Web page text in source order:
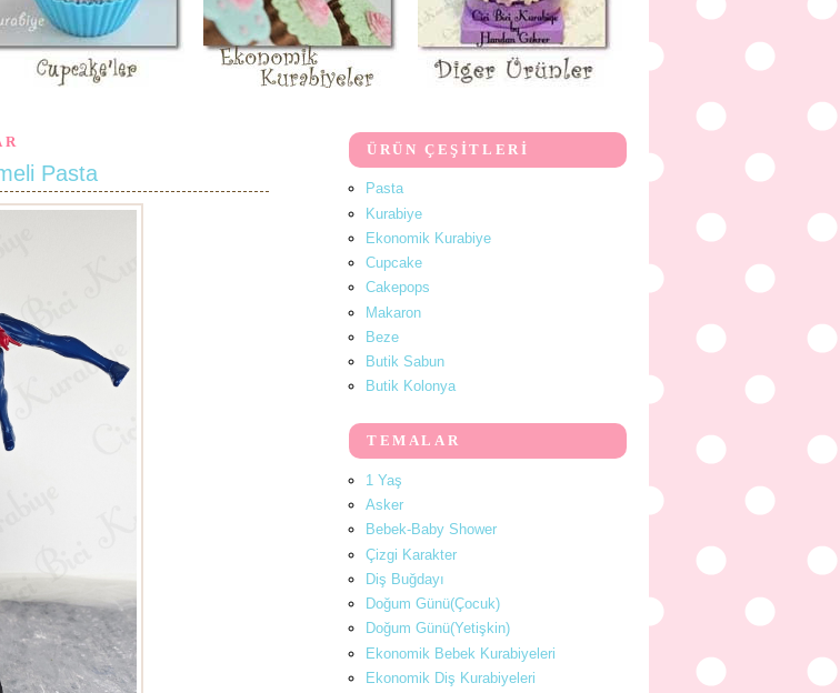
Pasta
ÜRÜN ÇEŞİTLERİ
Pasta
Kurabiye
Ekonomik Kurabiye
Cupcake
Cakepops
Makaron
Beze
Butik Sabun
Butik Kolonya
TEMALAR
1 Yaş
Asker
Bebek-Baby Shower
Çizgi Karakter
Diş Buğdayı
Doğum Günü(Çocuk)
Doğum Günü(Yetişkin)
Ekonomik Bebek Kurabiyeleri
Ekonomik Diş Kurabiyeleri